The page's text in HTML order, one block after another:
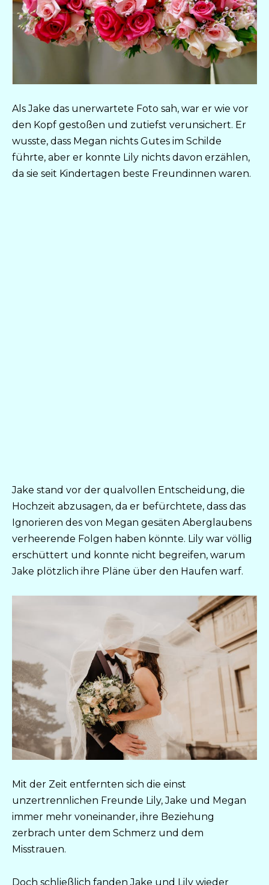
Als Jake das unerwartete Foto sah, war er wie vor
den Kopf gestoßen und zutiefst verunsichert. Er
wusste, dass Megan nichts Gutes im Schilde
führte, aber er konnte Lily nichts davon erzählen,
da sie seit Kindertagen beste Freundinnen waren.
Jake stand vor der qualvollen Entscheidung, die
Hochzeit abzusagen, da er befürchtete, dass das
Ignorieren des von Megan gesäten Aberglaubens
verheerende Folgen haben könnte. Lily war völlig
erschüttert und konnte nicht begreifen, warum
Jake plötzlich ihre Pläne über den Haufen warf.
Mit der Zeit entfernten sich die einst
unzertrennlichen Freunde Lily, Jake und Megan
immer mehr voneinander, ihre Beziehung
zerbrach unter dem Schmerz und dem
Misstrauen.
Doch schließlich fanden Jake und Lily wieder